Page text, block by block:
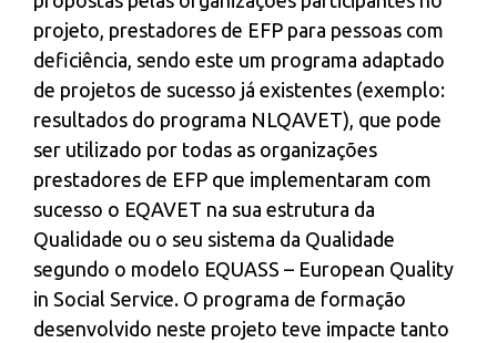
projeto, prestadores de EFP para pessoas com
deficiência, sendo este um programa adaptado
de projetos de sucesso já existentes (exemplo:
resultados do programa NLQAVET), que pode
ser utilizado por todas as organizações
prestadores de EFP que implementaram com
sucesso o EQAVET na sua estrutura da
Qualidade ou o seu sistema da Qualidade
segundo o modelo EQUASS – European Quality
in Social Service. O programa de formação
desenvolvido neste projeto teve impacte tanto